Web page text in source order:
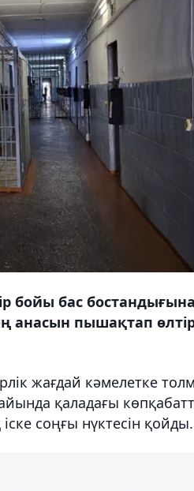
бойы бас
анасын пышақтап
жағдай кәмелетке
қаладағы
іске соңғы нүктесін қойды.